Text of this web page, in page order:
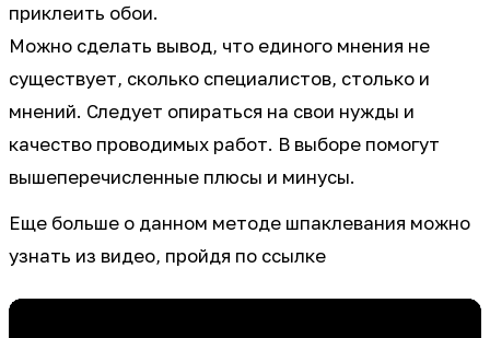
приклеить обои.
Можно сделать вывод, что единого мнения не
существует, сколько специалистов, столько и
мнений. Следует опираться на свои нужды и
качество проводимых работ. В выборе помогут
вышеперечисленные плюсы и минусы.
Еще больше о данном методе шпаклевания можно
узнать из видео, пройдя по ссылке